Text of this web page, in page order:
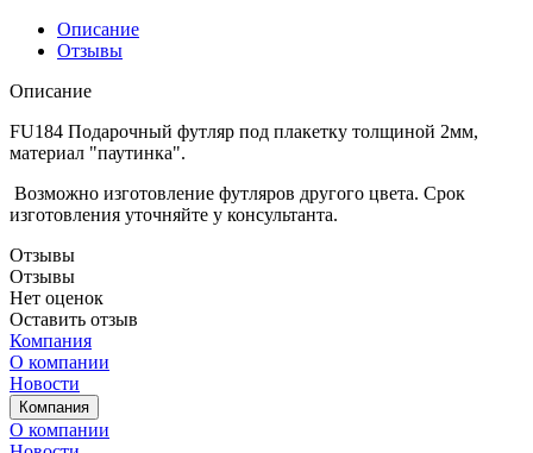
Описание
Отзывы
Описание
FU184 Подарочный футляр под плакетку толщиной 2мм,
материал "паутинка".
Возможно изготовление футляров другого цвета. Срок
изготовления уточняйте у консультанта.
Отзывы
Отзывы
Нет оценок
Оставить отзыв
Компания
О компании
Новости
Компания
О компании